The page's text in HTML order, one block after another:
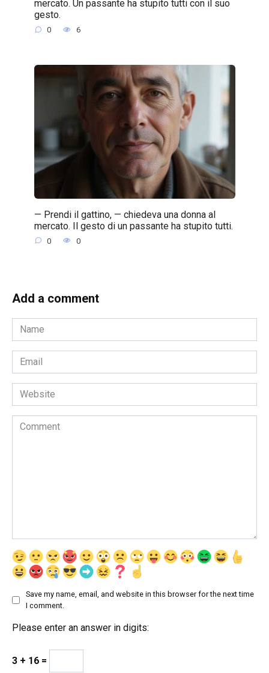
mercato. Un passante ha stupito tutti con il suo
gesto.
0 6
— Prendi il gattino, — chiedeva una donna al
mercato. Il gesto di un passante ha stupito tutti.
0 0
Add a comment
Name
*
Email
*
Website
Comment
Save my name, email, and website in this browser for the next time
I comment.
Please enter an answer in digits:
3 + 16 =